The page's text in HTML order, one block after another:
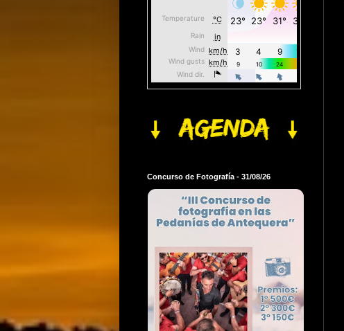
Concurso de Fotografía - 31/08/26